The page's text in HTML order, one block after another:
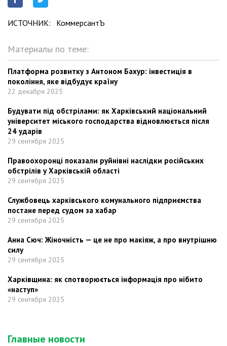
ИСТОЧНИК: КоммерсантЪ
Материалы по теме:
Платформа розвитку з Антоном Бахур: інвестиція в
покоління, яке відбудує країну
22 декабря 2025
Будувати під обстрілами: як Харківський національний
університет міського господарства відновлюється після
24 ударів
29 сентября 2025
Правоохоронці показали руйнівні наслідки російських
обстрілів у Харківській області
29 сентября 2025
Службовець харківського комунального підприємства
постане перед судом за хабар
29 сентября 2025
Анна Сюч: Жіночність — це не про макіяж, а про внутрішню
силу
29 сентября 2025
Харківщина: як спотворюється інформація про нібито
«наступ»
29 сентября 2025
Главные новости